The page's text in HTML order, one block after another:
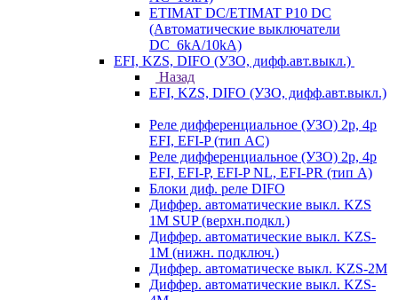
ETIMAT DC/ETIMAT P10 DC
(Автоматические выключатели
DC_6kA/10kA)
EFI, KZS, DIFO (УЗО, дифф.авт.выкл.)
Назад
EFI, KZS, DIFO (УЗО, дифф.авт.выкл.)
Реле дифференциальное (УЗО) 2р, 4р
EFI, EFI-P (тип AС)
Реле дифференциальное (УЗО) 2р, 4р
EFI, EFI-P, EFI-P NL, EFI-PR (тип A)
Блоки диф. реле DIFO
Диффер. автоматические выкл. KZS
1M SUP (верхн.подкл.)
Диффер. автоматические выкл. KZS-
1M (нижн. подключ.)
Диффер. автоматическе выкл. KZS-2M
Диффер. автоматические выкл. KZS-